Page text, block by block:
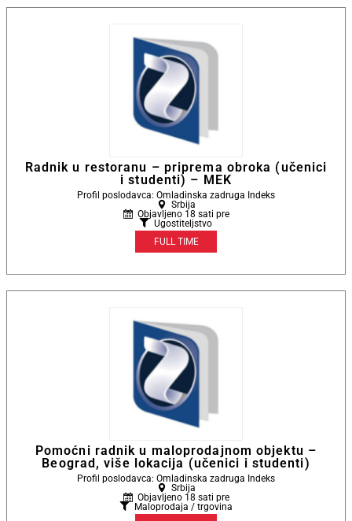
Radnik u restoranu – priprema obroka (učenici
i studenti) – MEK
Profil poslodavca: Omladinska zadruga Indeks
Srbija
Objavljeno 18 sati pre
Ugostiteljstvo
FULL TIME
Pomoćni radnik u maloprodajnom objektu –
Beograd, više lokacija (učenici i studenti)
Profil poslodavca: Omladinska zadruga Indeks
Srbija
Objavljeno 18 sati pre
Maloprodaja / trgovina